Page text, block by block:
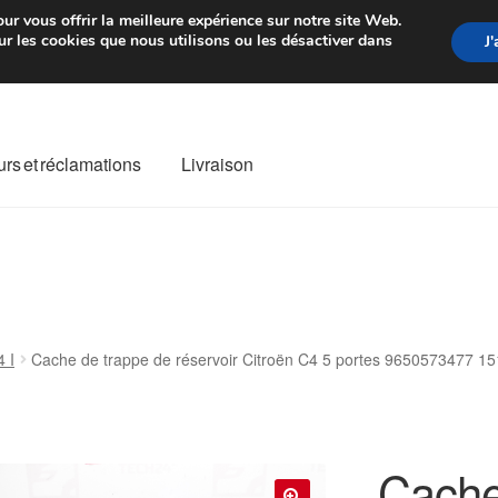
de 7 EUR Du lundi au
et réclamations Livraison
I Cache de trappe de réservoir Citroën C4 5 portes 9650573477
vous offrir la meilleure expérience sur notre site Web.
les cookies que nous utilisons ou les désactiver dans